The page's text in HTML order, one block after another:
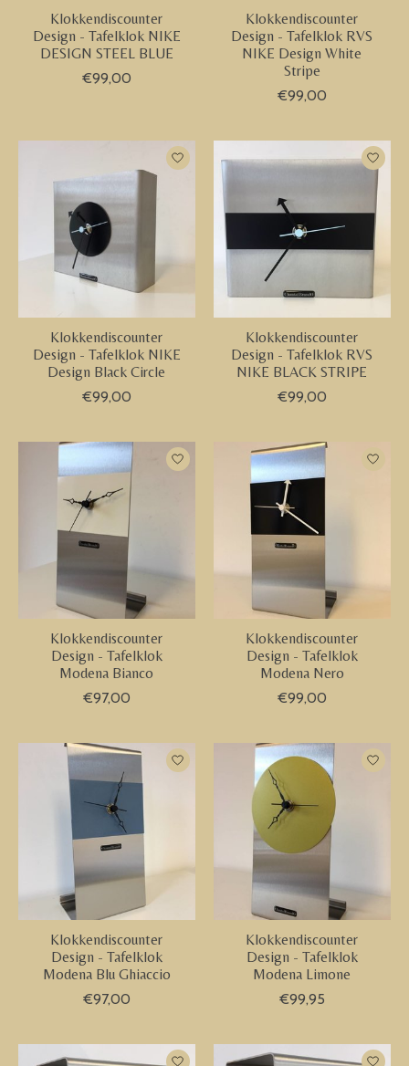
Klokkendiscounter
Design - Tafelklok NIKE
DESIGN STEEL BLUE
€99,00
Klokkendiscounter
Design - Tafelklok RVS
NIKE Design White
Stripe
€99,00
Klokkendiscounter
Design - Tafelklok NIKE
Design Black Circle
€99,00
Klokkendiscounter
Design - Tafelklok RVS
NIKE BLACK STRIPE
€99,00
Klokkendiscounter
Design - Tafelklok
Modena Bianco
€97,00
Klokkendiscounter
Design - Tafelklok
Modena Nero
€99,00
Klokkendiscounter
Design - Tafelklok
Modena Blu Ghiaccio
€97,00
Klokkendiscounter
Design - Tafelklok
Modena Limone
€99,95